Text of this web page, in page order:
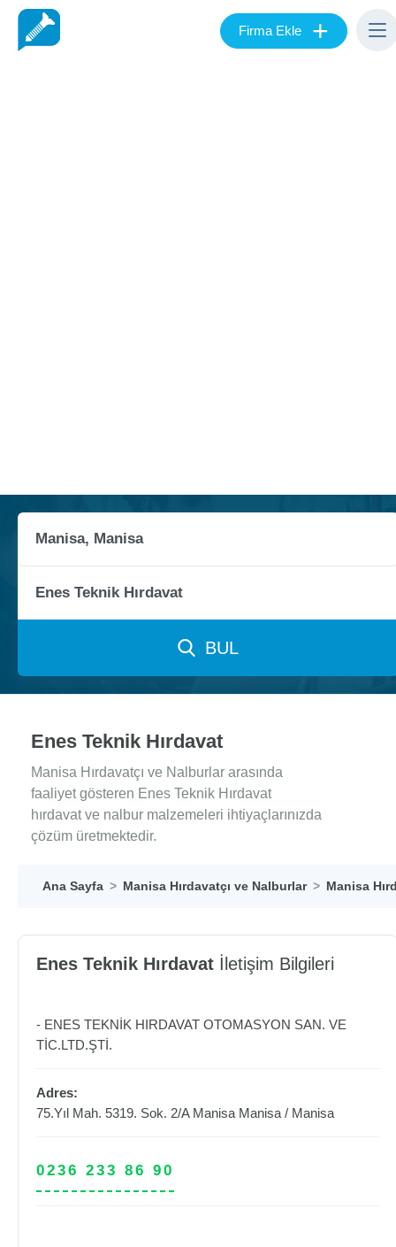
Firma Ekle +
BUL
Enes Teknik Hırdavat
Manisa Hırdavatçı ve Nalburlar arasında
faaliyet gösteren Enes Teknik Hırdavat
hırdavat ve nalbur malzemeleri ihtiyaçlarınızda
çözüm üretmektedir.
Ana Sayfa Manisa Hırdavatçı ve Nalburlar Manisa
Enes Teknik Hırdavat İletişim Bilgileri
- ENES TEKNİK HIRDAVAT OTOMASYON SAN. VE
TİC.LTD.ŞTİ.
Adres:
75.Yıl Mah. 5319. Sok. 2/A Manisa Manisa / Manisa
0236 233 86 90